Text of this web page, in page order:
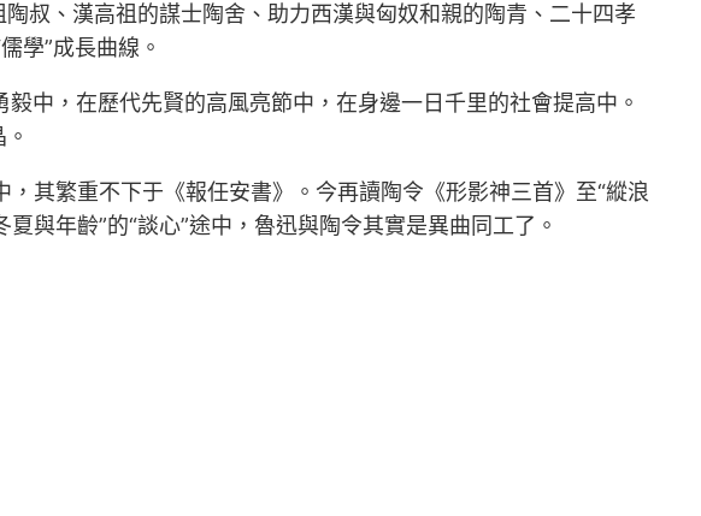
叔、漢高祖的謀士陶舍、助力西漢與匈奴和親的陶青、二十四孝
學”成長曲線。
中，在歷代先賢的高風亮節中，在身邊一日千里的社會提高中。
其繁重不下于《報任安書》。今再讀陶令《形影神三首》至“縱浪
與年齡”的“談心”途中，魯迅與陶令其實是異曲同工了。